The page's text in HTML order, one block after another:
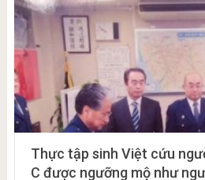
Thực tập sinh Việt cứu
C được ngưỡng mộ như